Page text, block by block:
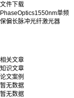
文件下载
PhaseOptics1550nm单频
保偏长脉冲光纤激光器
相关文章
知识文章
论文案例
暂无数据
暂无数据